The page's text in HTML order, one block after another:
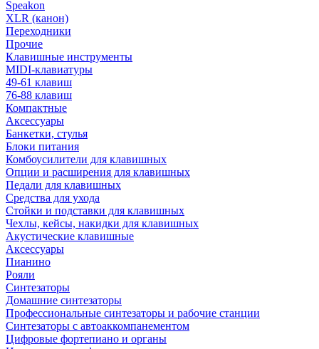
Speakon
XLR (канон)
Переходники
Прочие
Клавишные инструменты
MIDI-клавиатуры
49-61 клавиш
76-88 клавиш
Компактные
Аксессуары
Банкетки, стулья
Блоки питания
Комбоусилители для клавишных
Опции и расширения для клавишных
Педали для клавишных
Средства для ухода
Стойки и подставки для клавишных
Чехлы, кейсы, накидки для клавишных
Акустические клавишные
Аксессуары
Пианино
Рояли
Синтезаторы
Домашние синтезаторы
Профессиональные синтезаторы и рабочие станции
Синтезаторы с автоаккомпанементом
Цифровые фортепиано и органы